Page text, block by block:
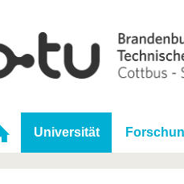
Universität